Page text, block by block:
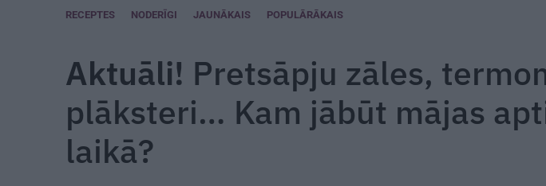
RECEPTES NODERĪGI JAUNĀKAIS POPULĀRĀKAIS
Aktuāli! Pretsāpju zāles,
plāksteri… Kam jābūt mājas
laikā?